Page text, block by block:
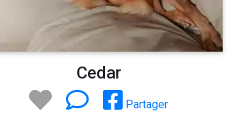
Cedar
Partager